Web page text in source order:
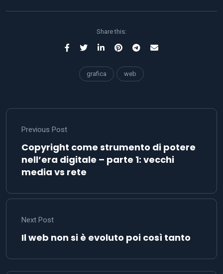
Share this:
grafica web
Previous Post
Copyright come strumento di potere
nell’era digitale – parte 1: vecchi
media vs rete
Next Post
Il web non si è evoluto poi così tanto